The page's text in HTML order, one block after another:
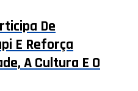
De
E Reforça
A Cultura E O